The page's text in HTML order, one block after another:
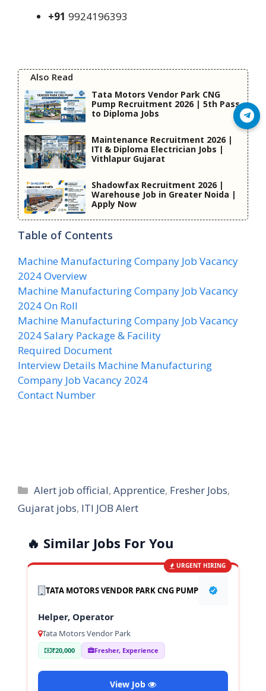
+91 9924196393
Also Read
Tata Motors Vendor Park CNG
Pump Recruitment 2026 | 5th Pass
to Diploma Jobs
Maintenance Recruitment 2026 |
ITI & Diploma Electrician Jobs |
Vithlapur Gujarat
Shadowfax Recruitment 2026 |
Warehouse Job in Greater Noida |
Apply Now
Table of Contents
Machine Manufacturing Company Job Vacancy
2024 Overview
Machine Manufacturing Company Job Vacancy
2024 On Roll
Machine Manufacturing Company Job Vacancy
2024 Salary Package & Facility
Required Document
Interview Details Machine Manufacturing
Company Job Vacancy 2024
Contact Number
Categories
Alert job official,Apprentice, Fresher Jobs,
Gujarat jobs, ITI JOB Alert
🔥 Similar Jobs For You
URGENT HIRING
TATA MOTORS VENDOR PARK CNG PUMP
Helper, Operator
Tata Motors Vendor Park
₹20,000 Fresher, Experience
View Job